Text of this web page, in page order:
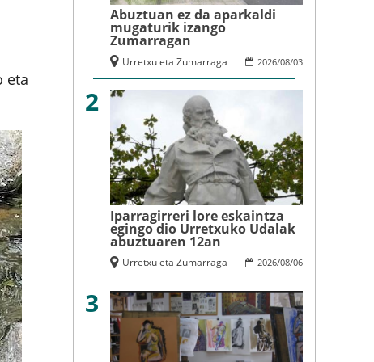
eta
Abuztuan ez da aparkaldi
mugaturik izango
Zumarragan
2026/08/03
Urretxu eta Zumarraga
2
Iparragirreri lore eskaintza
egingo dio Urretxuko Udalak
abuztuaren 12an
2026/08/06
Urretxu eta Zumarraga
3